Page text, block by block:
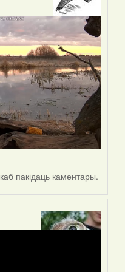
каб пакідаць каментары.